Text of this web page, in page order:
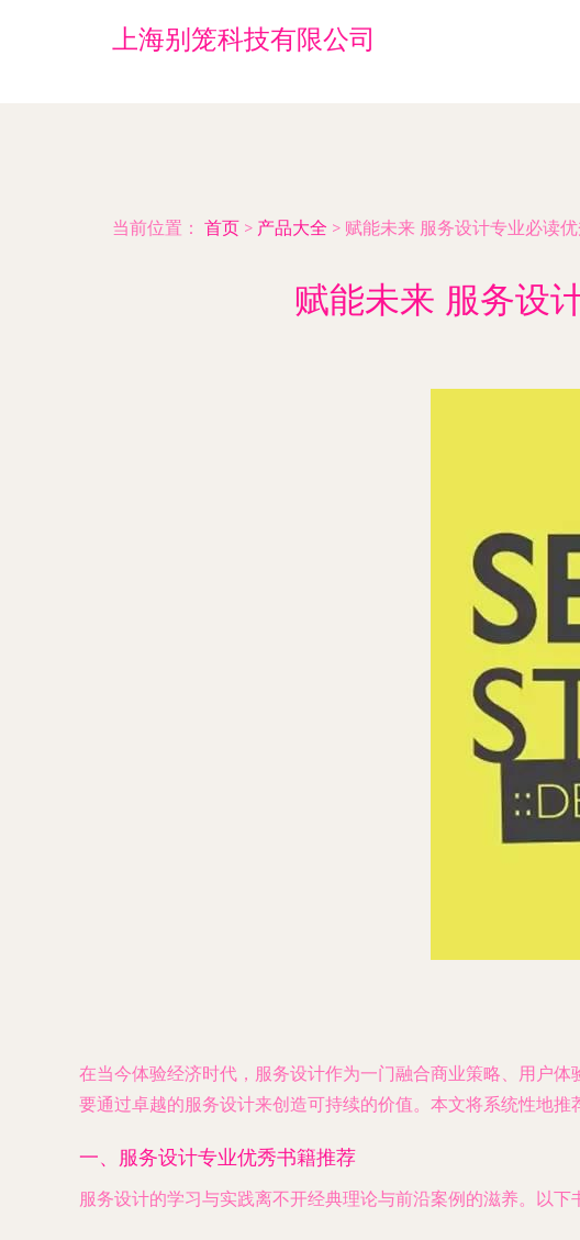
上海别笼科技有限公司
当前位置： 首页 > 产品大全 > 赋能未来 服务设计专业必读
赋能未来 服务设
在当今体验经济时代，服务设计作为一门融合商业策略、用户
要通过卓越的服务设计来创造可持续的价值。本文将系统性地
一、服务设计专业优秀书籍推荐
服务设计的学习与实践离不开经典理论与前沿案例的滋养。以